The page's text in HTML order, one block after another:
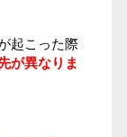
起こった際
が異なりま